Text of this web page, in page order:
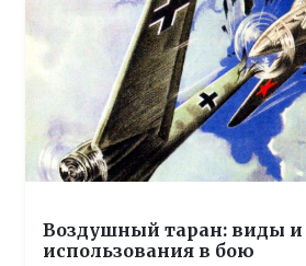
Воздушный таран: виды и
использования в бою